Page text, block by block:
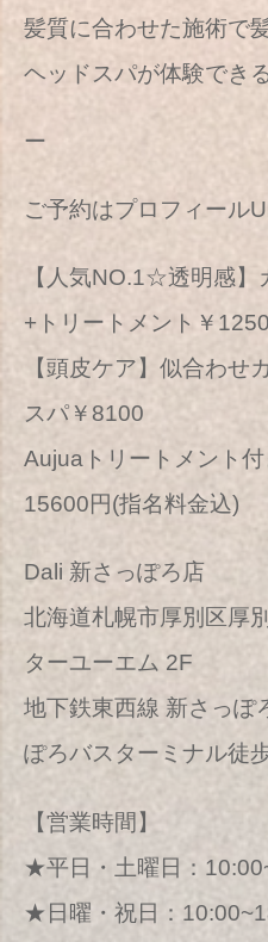
髪質に合わせた施術で
ヘッドスパが体験でき
ー
ご予約はプロフィール
【人気NO.1☆透明感
+トリートメント￥
【頭皮ケア】似合わせ
スパ￥8100
Aujuaトリートメント
15600円(指名料金込)
Dali 新さっぽろ店
北海道札幌市厚別区厚
ターユーエム 2F
地下鉄東西線 新さっぽ
ぽろバスターミナル徒
【営業時間】
★平日・土曜日：
★日曜・祝日：